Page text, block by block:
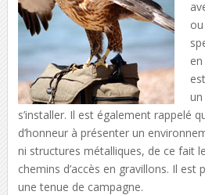
s’installer. Il est également rappelé
d’honneur à présenter un
ni structures métalliques, de ce fait
chemins d’accès en gravillons. Il est
une tenue de campagne.